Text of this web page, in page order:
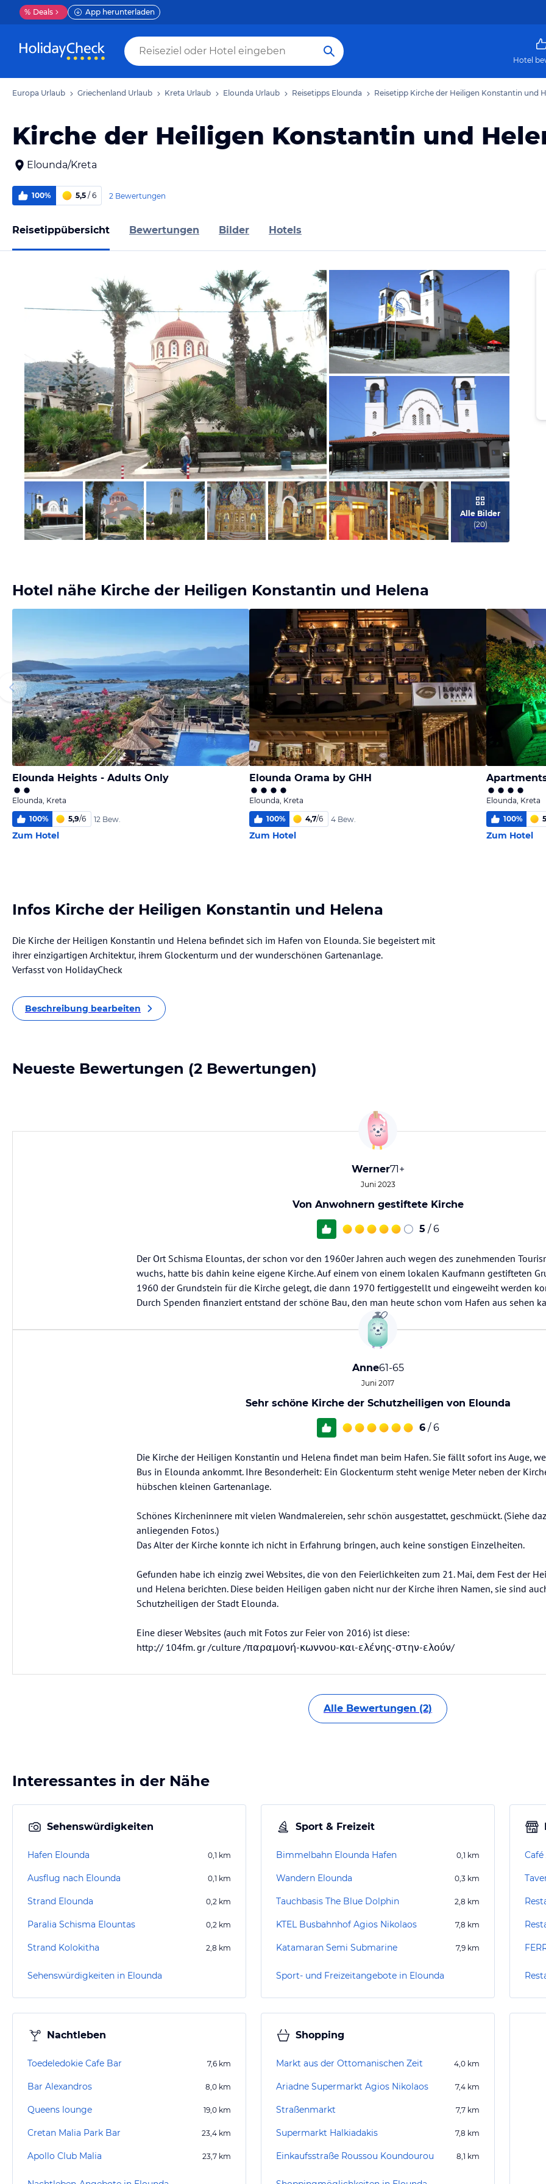
% Deals App herunterladen
Hotel
Europa Urlaub Griechenland Urlaub Kreta Urlaub Elounda Urlaub Reisetipps Elounda Reisetipp Kirche der Heiligen Konstantin und
Kirche der Heiligen Konstantin und
Elounda/Kreta
100% 5,5 / 6 2 Bewertungen
Reisetippübersicht Bewertungen Bilder Hotels
Bild melden
von Werner
Bild melden
von Werner
Bild melden
von Werner
Alle Bilder
(20)
Hotel nähe Kirche der Heiligen Konstantin und Helena
Elounda Heights - Adults Only
Elounda, Kreta
100% 5,9/6 12 Bew.
Zum Hotel
Elounda Orama by GHH
Elounda, Kreta
100% 4,7/6 4 Bew.
Zum Hotel
Elounda, Kreta
100%
Zum Hotel
Infos Kirche der Heiligen Konstantin und Helena
Die Kirche der Heiligen Konstantin und Helena befindet sich im Hafen von Elounda. Sie begeistert mit
ihrer einzigartigen Architektur, ihrem Glockenturm und der wunderschönen Gartenanlage.
Verfasst von HolidayCheck
Beschreibung bearbeiten
Neueste Bewertungen (2 Bewertungen)
Werner71+
Juni 2023
Von Anwohnern gestiftete Kirche
5 / 6
Der Ort Schisma Elountas, der schon vor den 1960er Jahren auch wegen des zunehmenden
wuchs, hatte bis dahin keine eigene Kirche. Auf einem von einem lokalen Kaufmann gestifteten
1960 der Grundstein für die Kirche gelegt, die dann 1970 fertiggestellt und eingeweiht werden
Durch Spenden finanziert entstand der schöne Bau, den man heute schon vom Hafen aus sehen
Anne61-65
Juni 2017
Sehr schöne Kirche der Schutzheiligen von Elounda
6 / 6
Die Kirche der Heiligen Konstantin und Helena findet man beim Hafen. Sie fällt sofort ins Auge,
Bus in Elounda ankommt. Ihre Besonderheit: Ein Glockenturm steht wenige Meter neben der
hübschen kleinen Gartenanlage.
Schönes Kircheninnere mit vielen Wandmalereien, sehr schön ausgestattet, geschmückt. (Siehe
anliegenden Fotos.)
Das Alter der Kirche konnte ich nicht in Erfahrung bringen, auch keine sonstigen Einzelheiten.
Gefunden habe ich einzig zwei Websites, die von den Feierlichkeiten zum 21. Mai, dem Fest der
und Helena berichten. Diese beiden Heiligen gaben nicht nur der Kirche ihren Namen, sie sind
Schutzheiligen der Stadt Elounda.
Eine dieser Websites (auch mit Fotos zur Feier von 2016) ist diese:
http:// 104fm. gr /culture /παραμονή-κωννου-και-ελένης-στην-ελούν/
Alle Bewertungen (2)
Interessantes in der Nähe
Sehenswürdigkeiten
Hafen Elounda 0,1 km
Ausflug nach Elounda 0,1 km
Strand Elounda 0,2 km
Paralia Schisma Elountas 0,2 km
Strand Kolokitha 2,8 km
Sehenswürdigkeiten in Elounda
Sport & Freizeit
Bimmelbahn Elounda Hafen 0,1 km
Wandern Elounda 0,3 km
Tauchbasis The Blue Dolphin 2,8 km
KTEL Busbahnhof Agios Nikolaos 7,8 km
Katamaran Semi Submarine 7,9 km
Sport- und Freizeitangebote in Elounda
Nachtleben
Toedeledokie Cafe Bar 7,6 km
Bar Alexandros 8,0 km
Queens lounge 19,0 km
Cretan Malia Park Bar 23,4 km
Apollo Club Malia 23,7 km
Shopping
Markt aus der Ottomanischen Zeit 4,0 km
Ariadne Supermarkt Agios Nikolaos 7,4 km
Straßenmarkt 7,7 km
Supermarkt Halkiadakis 7,8 km
Einkaufsstraße Roussou Koundourou 8,1 km